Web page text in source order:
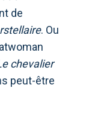
de
. Ou
chevalier
peut-être